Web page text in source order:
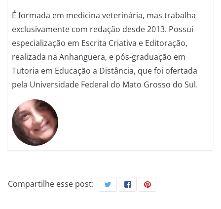
É formada em medicina veterinária, mas trabalha
exclusivamente com redação desde 2013. Possui
especialização em Escrita Criativa e Editoração,
realizada na Anhanguera, e pós-graduação em
Tutoria em Educação a Distância, que foi ofertada
pela Universidade Federal do Mato Grosso do Sul.
Compartilhe esse post: